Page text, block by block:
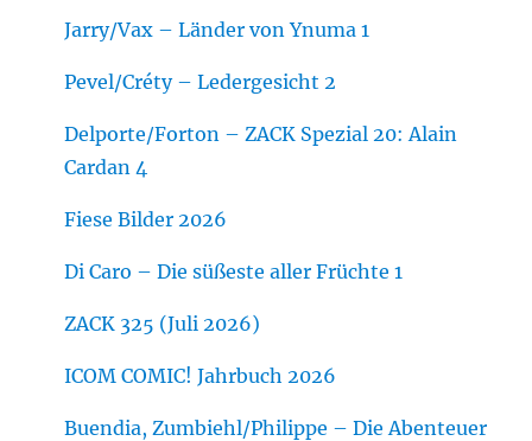
Jarry/Vax – Länder von Ynuma 1
Pevel/Créty – Ledergesicht 2
Delporte/Forton – ZACK Spezial 20: Alain
Cardan 4
Fiese Bilder 2026
Di Caro – Die süßeste aller Früchte 1
ZACK 325 (Juli 2026)
ICOM COMIC! Jahrbuch 2026
Buendia, Zumbiehl/Philippe – Die Abenteuer